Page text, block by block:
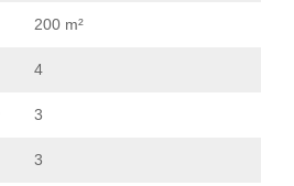
200 m²
4
3
3